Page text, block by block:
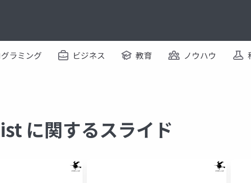
ラミング ビジネス 教育 ノウハウ
に関するスライド